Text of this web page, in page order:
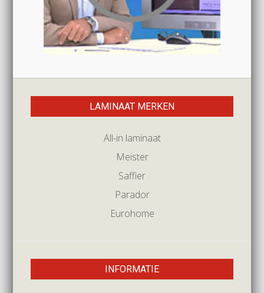
LAMINAAT MERKEN
All-in laminaat
Meister
Saffier
Parador
Eurohome
INFORMATIE